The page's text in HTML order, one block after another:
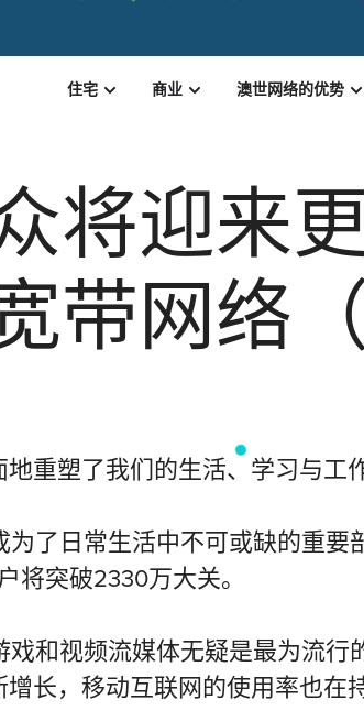
住宅 商业 澳世网络的优势
将迎来
带网络
重塑了我们的生活、学习与工
了日常生活中不可或缺的重
将突破2330万大关。
和视频流媒体无疑是最为流
长，移动互联网的使用率也在